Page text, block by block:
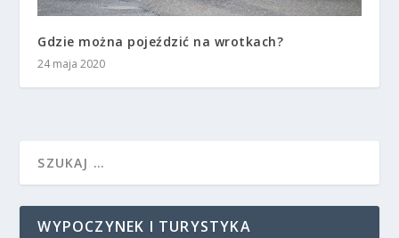
Gdzie można pojeździć na wrotkach?
24 maja 2020
WYPOCZYNEK I TURYSTYKA